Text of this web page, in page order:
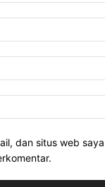
dan situs web